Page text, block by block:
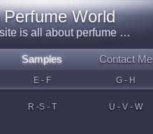
Perfume World
is all about perfume …
Samples
E - F G - H
R -S - T U - V - W
Contact Me